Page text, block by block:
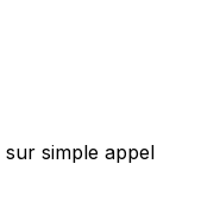
simple appel